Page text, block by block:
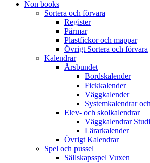
Non books
Sortera och förvara
Register
Pärmar
Plastfickor och mappar
Övrigt Sortera och förvara
Kalendrar
Årsbundet
Bordskalender
Fickkalender
Väggkalender
Systemkalendrar
Elev- och skolkalendrar
Väggkalendrar
Lärarkalender
Övrigt Kalendrar
Spel och pussel
Sällskapsspel Vuxen